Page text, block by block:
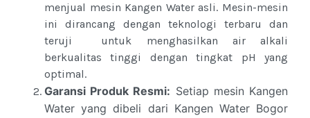
menjual mesin Kangen Water asli. Mesin-mesin
ini dirancang dengan teknologi terbaru dan
teruji untuk menghasilkan air alkali
berkualitas tinggi dengan tingkat pH yang
optimal.
Garansi Produk Resmi: Setiap mesin Kangen
Water yang dibeli dari Kangen Water Bogor